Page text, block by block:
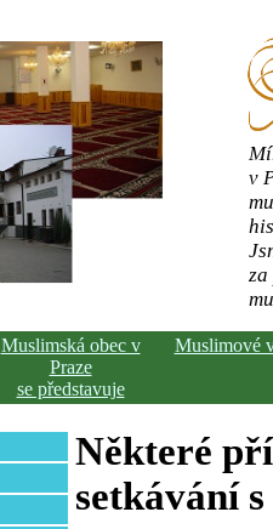
v
Muslimská obec v
Praze
se představuje
Muslimové
Některé
setkávání